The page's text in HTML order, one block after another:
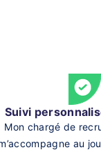
Suivi
Mon chargé de
au